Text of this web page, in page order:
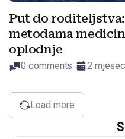
Put do
metodama
oplodnje
0 comments 2
Load more